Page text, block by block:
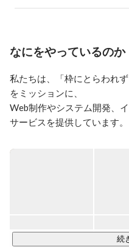
一緒に頑張りましょう！
なにをやっているのか
私たちは、「枠にとらわれ
をミッションに、
Web制作やシステム開発、
サービスを提供しています。
現在160名以上の社員のう
続